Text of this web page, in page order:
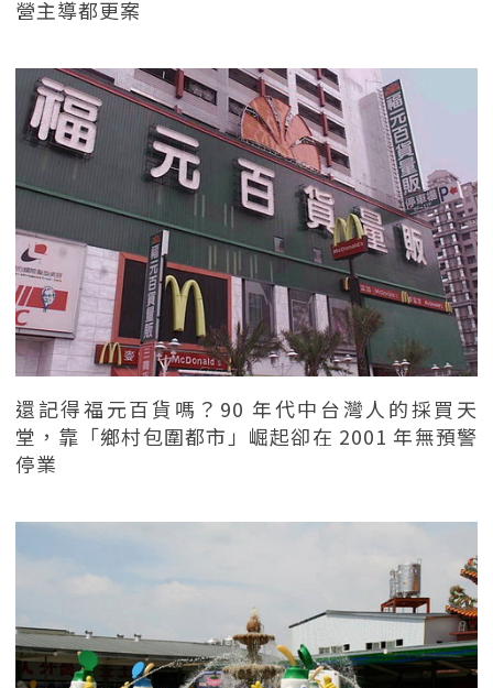
營主導都更案
還記得福元百貨嗎？90 年代中台灣人的採買天
堂，靠「鄉村包圍都市」崛起卻在 2001 年無預警
停業